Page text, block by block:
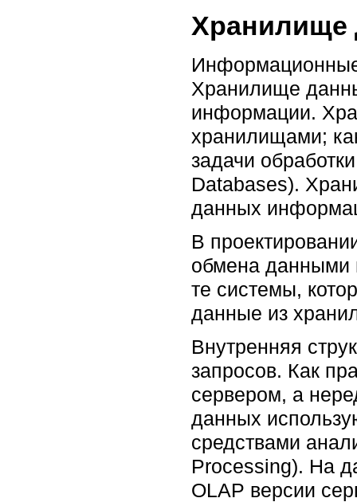
Хранилище
Информационные
Хранилище
информации.
хранилищами;
задачи
Databases).
данных
В
обмена данными
те системы,
данные из
Внутренняя
запросов. Как
сервером, а
данных
средствами
Processing). На
OLAP версии